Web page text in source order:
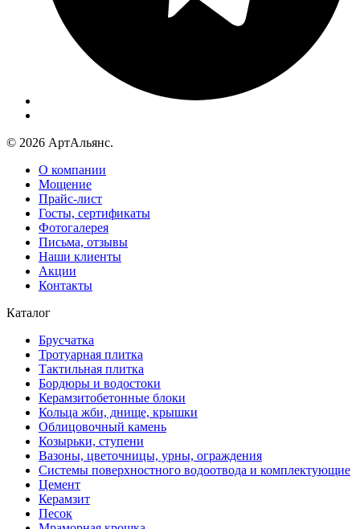
© 2026 АртАльянс.
О компании
Мощение
Прайс-лист
Госты, сертификаты
Фотогалерея
Письма, отзывы
Наши клиенты
Акции
Контакты
Каталог
Брусчатка
Тротуарная плитка
Тактильная плитка
Бордюры и водостоки
Керамзитобетонные блоки
Кольца жби, днище, крышки
Облицовочный камень
Козырьки, ступени
Вазоны, цветочницы, урны, ограждения
Системы поверхностного водоотвода и комплектующие
Цемент
Керамзит
Песок